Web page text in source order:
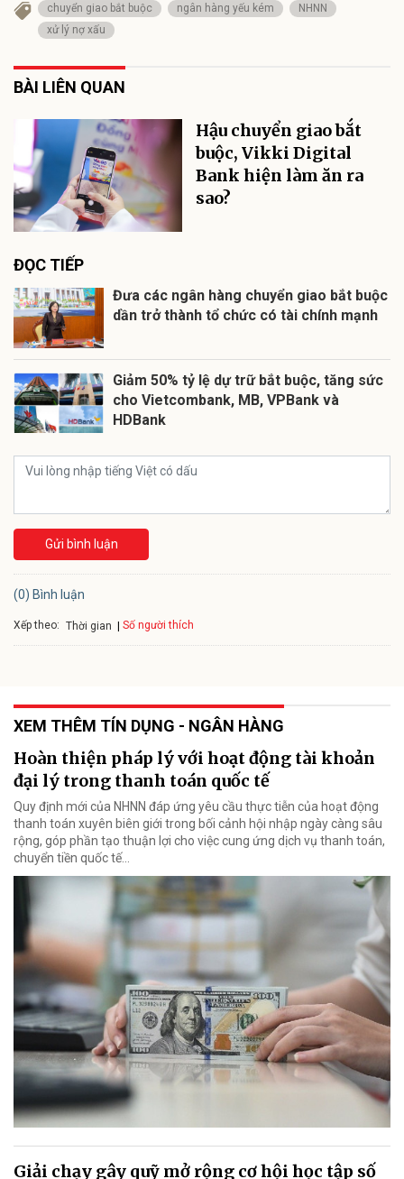
chuyển giao bắt buộc ngân hàng yếu kém
NHNN
xử lý nợ xấu
BÀI LIÊN QUAN
Hậu chuyển giao bắt
buộc, Vikki Digital
Bank hiện làm ăn ra
sao?
ĐỌC TIẾP
Đưa các ngân hàng chuyển giao bắt buộc
dần trở thành tổ chức có tài chính mạnh
Giảm 50% tỷ lệ dự trữ bắt buộc, tăng sức
cho Vietcombank, MB, VPBank và
HDBank
Gửi bình luận
(0) Bình luận
Xếp theo: Thời gian Số người thích
XEM THÊM TÍN DỤNG - NGÂN HÀNG
Hoàn thiện pháp lý với hoạt động tài khoản
đại lý trong thanh toán quốc tế
Quy định mới của NHNN đáp ứng yêu cầu thực tiễn của hoạt động
thanh toán xuyên biên giới trong bối cảnh hội nhập ngày càng sâu
rộng, góp phần tạo thuận lợi cho việc cung ứng dịch vụ thanh toán,
chuyển tiền quốc tế...
Giải chạy gây quỹ mở rộng cơ hội học tập số